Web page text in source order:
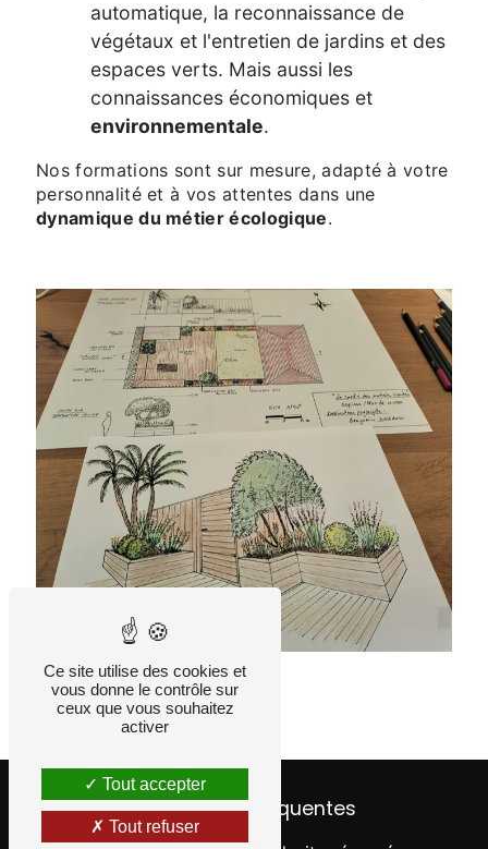
automatique, la reconnaissance de
végétaux et l'entretien de jardins et des
espaces verts. Mais aussi les
connaissances économiques et
environnementale.
Nos formations sont sur mesure, adapté à votre
personnalité et à vos attentes dans une
dynamique du métier écologique.
Recherches fréquentes
Ce site utilise des cookies et
vous donne le contrôle sur
ceux que vous souhaitez
activer
Tout accepter
Tout refuser